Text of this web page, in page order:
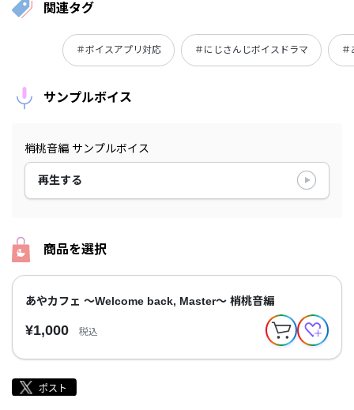
関連タグ
＃ボイスアプリ対応 ＃にじさんじボイスドラマ
サンプルボイス
梢桃音編 サンプルボイス
再生する
商品を選択
あやカフェ ～Welcome back, Master～ 梢桃音編
¥1,000 税込